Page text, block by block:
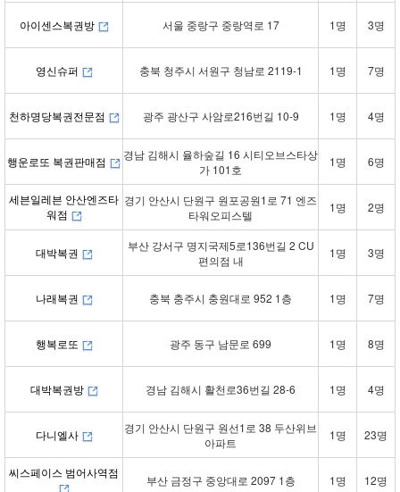
아이센스복권방 서울 중랑구 중랑역로 17 1명 3명
영신슈퍼 충북 청주시 서원구 청남로 2119-1 1명 7명
천하명당복권전문점 광주 광산구 사암로216번길 10-9 1명 4명
행운로또 복권판매점
경남 김해시 율하숲길 16 시티오브스타상
가 101호
1명 6명
세븐일레븐 안산엔즈타
워점
경기 안산시 단원구 원포공원1로 71 엔즈
타워오피스텔
1명 2명
대박복권
부산 강서구 명지국제5로136번길 2 CU
편의점 내
1명 3명
나래복권 충북 충주시 충원대로 952 1층 1명 7명
행복로또 광주 동구 남문로 699 1명 8명
대박복권방 경남 김해시 활천로36번길 28-6 1명 4명
다니엘사
경기 안산시 단원구 원선1로 38 두산위브
아파트
1명 23명
씨스페이스 범어사역점
부산 금정구 중앙대로 2097 1층 1명 12명